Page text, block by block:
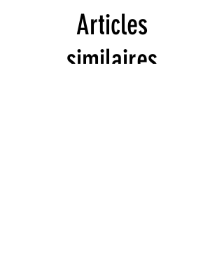
Articles
similaires